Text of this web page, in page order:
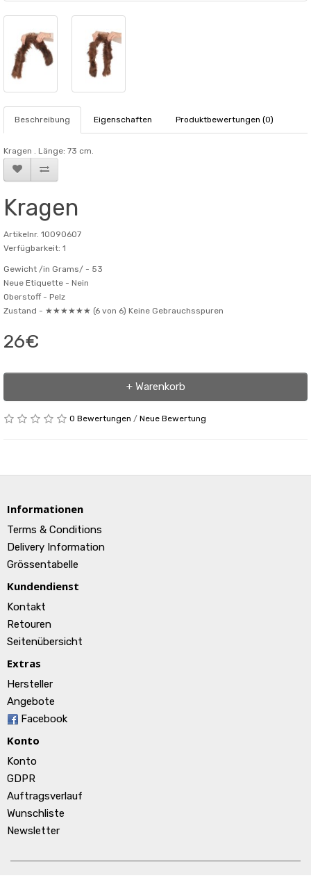
Beschreibung Eigenschaften Produktbewertungen (0)
Kragen . Länge: 73 cm.
Kragen
Artikelnr. 10090607
Verfügbarkeit: 1
Gewicht /in Grams/ - 53
Neue Etiquette - Nein
Oberstoff - Pelz
Zustand - ★★★★★★ (6 von 6) Keine Gebrauchsspuren
26€
+ Warenkorb
0 Bewertungen / Neue Bewertung
Informationen
Terms & Conditions
Delivery Information
Grössentabelle
Kundendienst
Kontakt
Retouren
Seitenübersicht
Extras
Hersteller
Angebote
Facebook
Konto
Konto
GDPR
Auftragsverlauf
Wunschliste
Newsletter